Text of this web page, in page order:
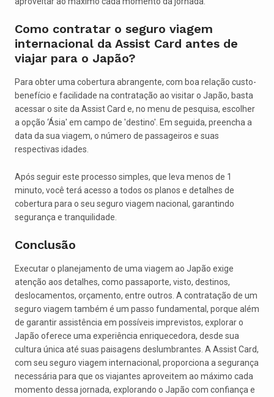
Como contratar o seguro viagem
internacional da Assist Card antes de
viajar para o Japão?
Para obter uma cobertura abrangente, com boa relação custo-
benefício e facilidade na contratação ao visitar o Japão, basta
acessar o site da Assist Card e, no menu de pesquisa, escolher
a opção ‘Ásia' em campo de 'destino'. Em seguida, preencha a
data da sua viagem, o número de passageiros e suas
respectivas idades.
Após seguir este processo simples, que leva menos de 1
minuto, você terá acesso a todos os planos e detalhes de
cobertura para o seu seguro viagem nacional, garantindo
segurança e tranquilidade.
Conclusão
Executar o planejamento de uma viagem ao Japão exige
atenção aos detalhes, como passaporte, visto, destinos,
deslocamentos, orçamento, entre outros. A contratação de um
seguro viagem também é um passo fundamental, porque além
de garantir assistência em possíveis imprevistos, explorar o
Japão oferece uma experiência enriquecedora, desde sua
cultura única até suas paisagens deslumbrantes. A Assist Card,
com seu seguro viagem internacional, proporciona a segurança
necessária para que os viajantes aproveitem ao máximo cada
momento dessa jornada, explorando o Japão com confiança e